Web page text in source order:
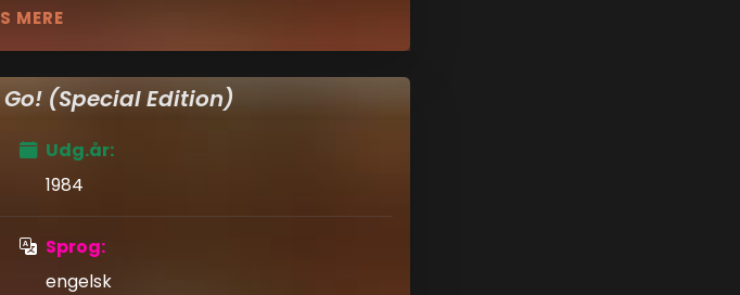
MERE
Go! (Special Edition)
Udg.år:
1984
Sprog:
engelsk